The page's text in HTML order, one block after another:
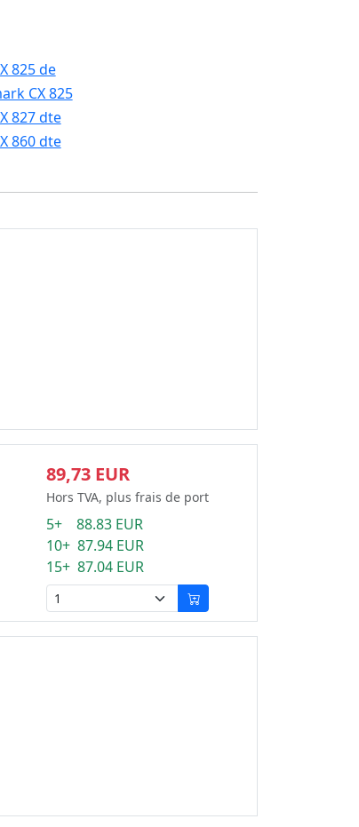
825 de
CX 825
827 dte
860 dte
89,73 EUR
Hors TVA, plus frais de port
5+ 88.83 EUR
10+ 87.94 EUR
15+ 87.04 EUR